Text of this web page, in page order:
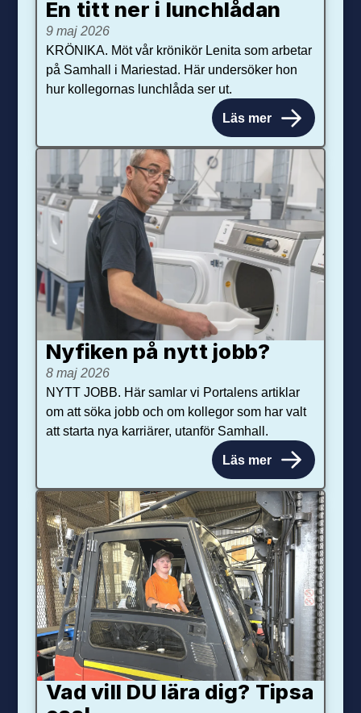
En titt ner i lunchlådan
9 maj 2026
KRÖNIKA. Möt vår krönikör Lenita som arbetar
på Samhall i Mariestad. Här undersöker hon
hur kollegornas lunchlåda ser ut.
Läs mer
Nyfiken på nytt jobb?
8 maj 2026
NYTT JOBB. Här samlar vi Portalens artiklar
om att söka jobb och om kollegor som har valt
att starta nya karriärer, utanför Samhall.
Läs mer
Vad vill DU lära dig? Tipsa